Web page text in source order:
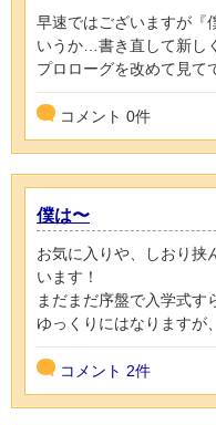
早速ではございますが『
いうか…書き直して新し
プロローグを改めて見
コメント 0件
僕は〜
お気に入りや、しおり挟
います！
まだまだ序盤で入学式す
ゆっくりにはなりますが
コメント 2件